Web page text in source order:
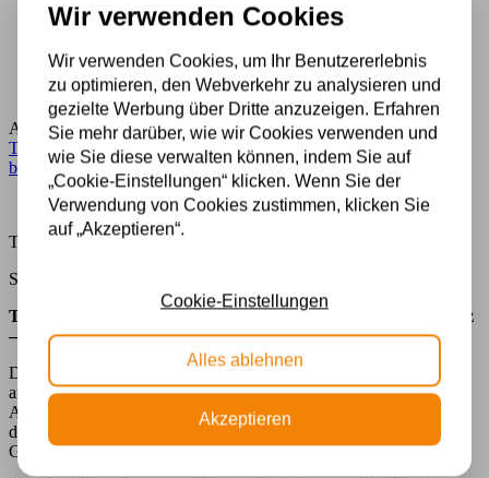
500 m2 großes Lampengeschäft in Rijssen
Experten für Lampen seit 70 Jahren
Kostenloser Versand in Deutschland ab 99 €
Kostenlose Lichtquellen inklusive
Sichere Zahlung im Anschluss mit Klarna
Artikelnummer: 8119 + 8308 Kategorie:Buntglaslampe,Lampe
Tiffany Tischlampe, Tischlampe aus Buntglas,Tischleuchten Klein
bis Ø36cm
Beschreibung
Tiffany Tischleuchte Flow Souplesse small
Spezifikationen
Tiffany Schlanke Tischlampe „Flow Souplesse Small“ Schwarz
– elegante blütenförmige Tischlampe
Die Tiffany Schlanke Tischlampe „Flow Souplesse Small“ erinnert
an eine Blume in voller Blüte und verleiht Ihrem Interieur sofort
Atmosphäre und Eleganz. Die Glasblätter breiten sich anmutig in
den Farbtönen Taupe und Gelb aus, während das orangebraune
Glas der Lampe einen subtilen, markanten Akzent verleiht.
Wir verwenden Cookies
Wir verwenden Cookies, um Ihr Benutzererlebnis
zu optimieren, den Webverkehr zu analysieren und
gezielte Werbung über Dritte anzuzeigen. Erfahren
Sie mehr darüber, wie wir Cookies verwenden und
wie Sie diese verwalten können, indem Sie auf
„Cookie-Einstellungen“ klicken. Wenn Sie der
Verwendung von Cookies zustimmen, klicken Sie
auf „Akzeptieren“.
Cookie-Einstellungen
Alles ablehnen
Akzeptieren